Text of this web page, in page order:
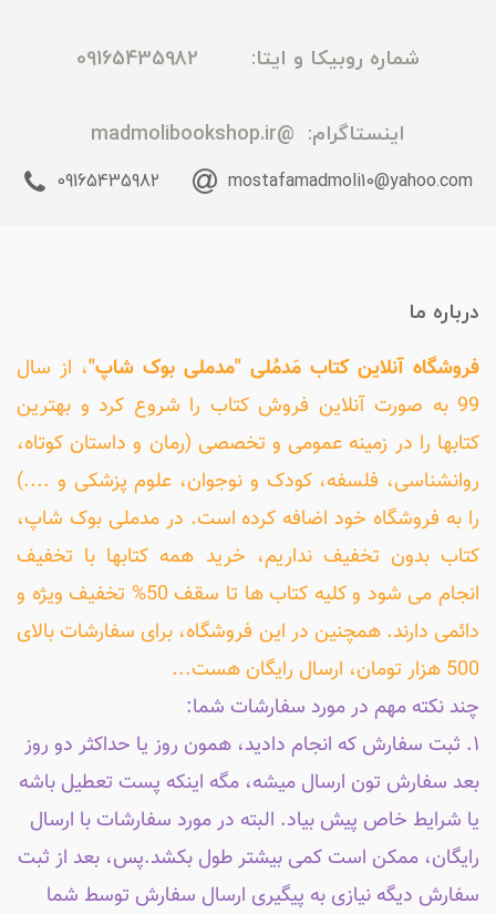
شماره روبیکا و ایتا: 09165435982
اینستاگرام: @madmolibookshop.ir
mostafamadmoli10@yahoo.com
09165435982
درباره ما
فروشگاه آنلاین کتاب مَدمُلی "مدملی بوک شاپ"، از سال
99 به صورت آنلاین فروش کتاب را شروع کرد و بهترین
کتابها را در زمینه عمومی و تخصصی (رمان و داستان کوتاه،
روانشناسی، فلسفه، کودک و نوجوان، علوم پزشکی و ....)
را به فروشگاه خود اضافه کرده است. در مدملی بوک شاپ،
کتاب بدون تخفیف نداریم، خرید همه کتابها با تخفیف
انجام می شود و کلیه کتاب ها تا سقف 50% تخفیف ویژه و
دائمی دارند. همچنین در این فروشگاه، برای سفارشات بالای
500 هزار تومان، ارسال رایگان هست...
چند نکته مهم در مورد سفارشات شما:
۱. ثبت سفارش که انجام دادید، همون روز یا حداکثر دو روز
بعد سفارش تون ارسال میشه، مگه اینکه پست تعطیل باشه
یا شرایط خاص پیش بیاد. البته در مورد سفارشات با ارسال
رایگان، ممکن است کمی بیشتر طول بکشد.پس، بعد از ثبت
سفارش دیگه نیازی به پیگیری ارسال سفارش توسط شما